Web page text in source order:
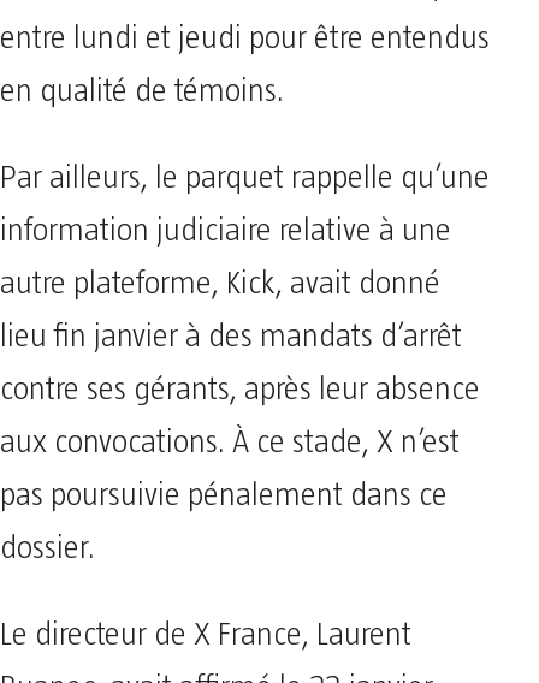
entre lundi et jeudi pour être entendus
en qualité de témoins.
Par ailleurs, le parquet rappelle qu’une
information judiciaire relative à une
autre plateforme, Kick, avait donné
lieu fin janvier à des mandats d’arrêt
contre ses gérants, après leur absence
aux convocations. À ce stade, X n’est
pas poursuivie pénalement dans ce
dossier.
Le directeur de X France, Laurent